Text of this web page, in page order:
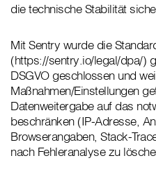
die technische Stabilität
Mit Sentry wurde die
(https://sentry.io/legal/dpa/)
DSGVO geschlossen und
Maßnahmen/Einstellungen
Datenweitergabe auf das
beschränken (IP-Adresse,
Browserangaben, Stack-
nach Fehleranalyse zu